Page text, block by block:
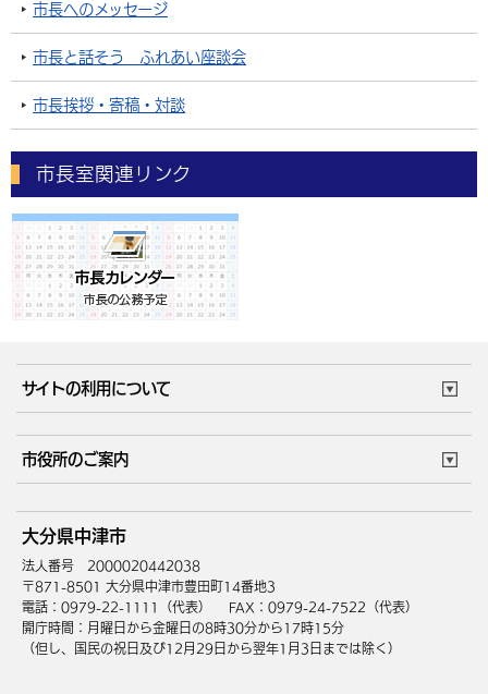
市長へのメッセージ
市長と話そう ふれあい座談会
市長挨拶・寄稿・対談
市長室関連リンク
サイトの利用について
サイトマップ
市役所のご案内
庁舎地図 組織案内
中津市へのアクセス
大分県中津市
法人番号 2000020442038
〒871-8501 大分県中津市豊田町14番地3
電話：0979-22-1111（代表）
FAX：0979-24-7522（代表）
開庁時間：月曜日から金曜日の8時30分から17時15分
（但し、国民の祝日及び12月29日から翌年1月3日までは除く）